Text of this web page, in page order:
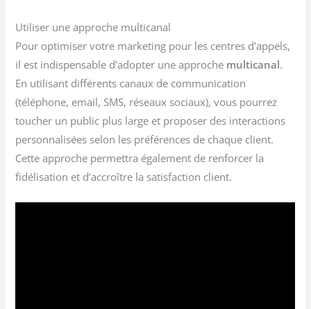
Utiliser une approche multicanal
Pour optimiser votre marketing pour les centres d’appels,
il est indispensable d’adopter une approche multicanal.
En utilisant différents canaux de communication
(téléphone, email, SMS, réseaux sociaux), vous pourrez
toucher un public plus large et proposer des interactions
personnalisées selon les préférences de chaque client.
Cette approche permettra également de renforcer la
fidélisation et d’accroître la satisfaction client.